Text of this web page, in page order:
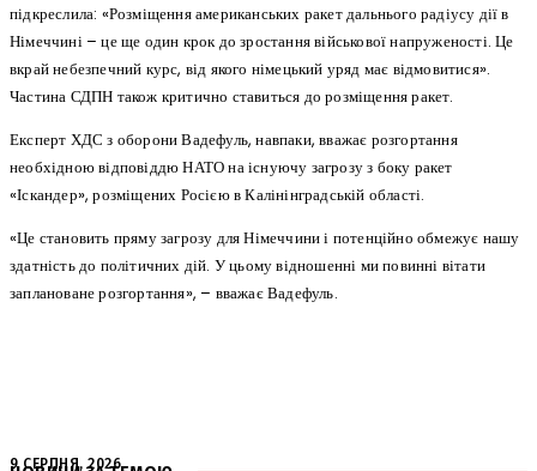
підкреслила: «Розміщення американських ракет дальнього радіусу дії в
Німеччині – це ще один крок до зростання військової напруженості. Це
вкрай небезпечний курс, від якого німецький уряд має відмовитися».
Частина СДПН також критично ставиться до розміщення ракет.
Експерт ХДС з оборони Вадефуль, навпаки, вважає розгортання
необхідною відповіддю НАТО на існуючу загрозу з боку ракет
«Іскандер», розміщених Росією в Калінінградській області.
«Це становить пряму загрозу для Німеччини і потенційно обмежує нашу
здатність до політичних дій. У цьому відношенні ми повинні вітати
заплановане розгортання», – вважає Вадефуль.
9 СЕРПНЯ, 2026